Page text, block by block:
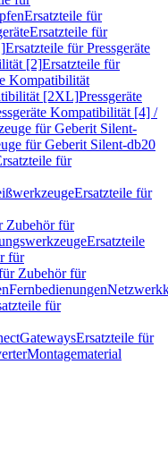
Ersatzteile für
Ersatzteile für
Ersatzteile für Pressgeräte
[2]Ersatzteile für
Kompatibilität
[2XL]Pressgeräte
Kompatibilität [4] /
für Geberit Silent-
für Geberit Silent-db20
für
Ersatzteile für
Zubehör für
Ersatzteile
für
Zubehör für
Fernbedienungen
für
GatewaysErsatzteile für
Montagematerial